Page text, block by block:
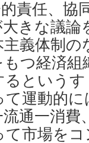
責任、協
きな議
義体制
つ経済
という
運動的
通一消費
市場を